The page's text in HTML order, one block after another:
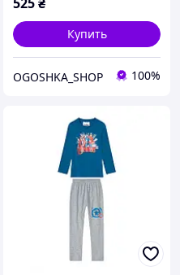
Купить
OGOSHKA_SHOP 100%